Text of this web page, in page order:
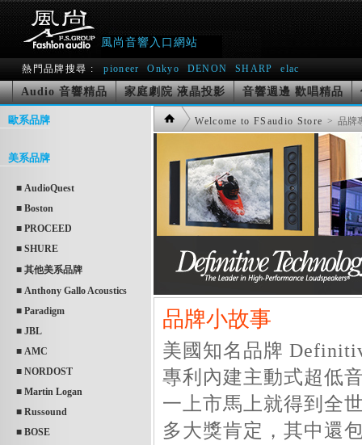
風尚音響入口網站
熱門品牌搜尋 : pioneer Onkyo DENON SHARP elac
Audio 音響精品 家庭劇院 液晶投影 音響週邊 歡唱精品
歐系品牌
美系品牌
■ AudioQuest
■ Boston
■ PROCEED
■ SHURE
■ 其他美系品牌
■ Anthony Gallo Acoustics
■ Paradigm
■ JBL
■ AMC
■ NORDOST
■ Martin Logan
■ Russound
■ BOSE
Welcome to FSaudio Store > 品牌
品牌小故事
美國知名品牌
專利內建主動式超低
一上市馬上就得到全
多大獎肯定，其中還